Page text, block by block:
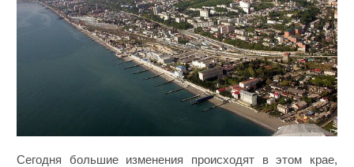
Сегодня большие изменения происходят в этом крае,